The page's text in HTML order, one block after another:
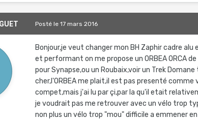
Postéle 17 mars 2016
Bonjour,je veut changer mon BH Zaphir cadre
et performant on me propose un ORBEA ORCA
pour Synapse,ou un Roubaix,voir un Trek
cher,l'ORBEA me plait,il est pas presenté
compet,mais j'ai lu par çi,par la qu'il etait
je voudrait pas me retrouver avec un vélo trop
non plus un vélo trop "mou" difficile a emmener